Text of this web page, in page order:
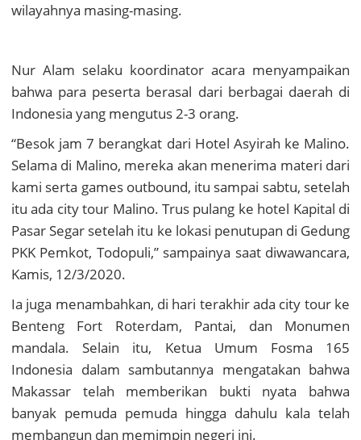
wilayahnya masing-masing.
Nur Alam selaku koordinator acara menyampaikan
bahwa para peserta berasal dari berbagai daerah di
Indonesia yang mengutus 2-3 orang.
“Besok jam 7 berangkat dari Hotel Asyirah ke Malino.
Selama di Malino, mereka akan menerima materi dari
kami serta games outbound, itu sampai sabtu, setelah
itu ada city tour Malino. Trus pulang ke hotel Kapital di
Pasar Segar setelah itu ke lokasi penutupan di Gedung
PKK Pemkot, Todopuli,” sampainya saat diwawancara,
Kamis, 12/3/2020.
Ia juga menambahkan, di hari terakhir ada city tour ke
Benteng Fort Roterdam, Pantai, dan Monumen
mandala. Selain itu, Ketua Umum Fosma 165
Indonesia dalam sambutannya mengatakan bahwa
Makassar telah memberikan bukti nyata bahwa
banyak pemuda pemuda hingga dahulu kala telah
membangun dan memimpin negeri ini.